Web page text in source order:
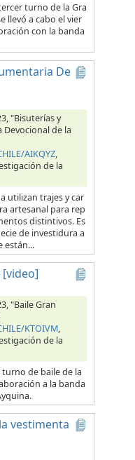
turno de la Gra
llevó a cabo el vier
con la banda
De
"Bisuterías y
de la
AIKQYZ,
de la
utilizan trajes y car
artesanal para rep
distintivos. Es
de investidura a
están...
[video]
"Baile Gran
KTOIVM,
de la
de baile de la
a la banda
vestimenta